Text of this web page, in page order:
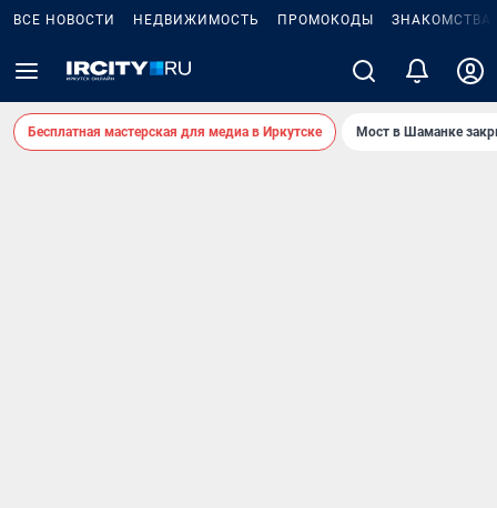
ВСЕ НОВОСТИ НЕДВИЖИМОСТЬ ПРОМОКОДЫ ЗНАКОМСТВА
Бесплатная мастерская для медиа в Иркутске Мост в Шаманке